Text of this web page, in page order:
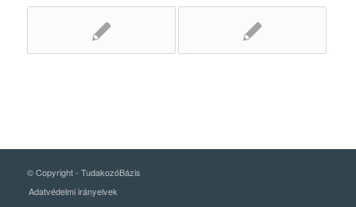
© Copyright - TudakozóBázis
Adatvédelmi irányelvek